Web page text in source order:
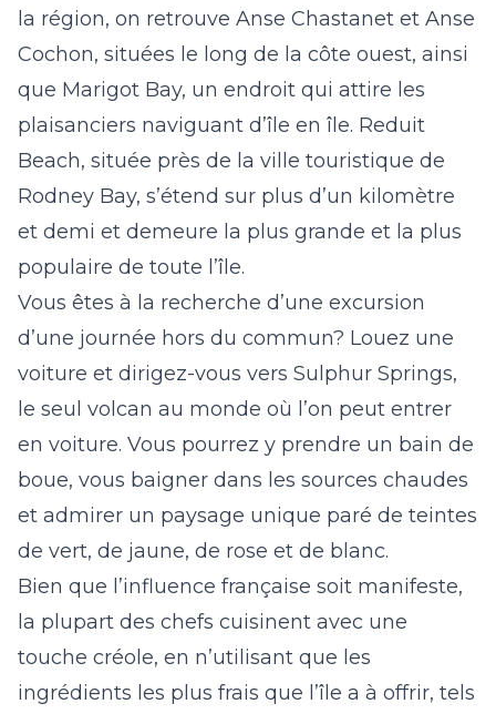
la région, on retrouve Anse Chastanet et Anse
Cochon, situées le long de la côte ouest, ainsi
que Marigot Bay, un endroit qui attire les
plaisanciers naviguant d’île en île. Reduit
Beach, située près de la ville touristique de
Rodney Bay, s’étend sur plus d’un kilomètre
et demi et demeure la plus grande et la plus
populaire de toute l’île.
Vous êtes à la recherche d’une excursion
d’une journée hors du commun? Louez une
voiture et dirigez-vous vers Sulphur Springs,
le seul volcan au monde où l’on peut entrer
en voiture. Vous pourrez y prendre un bain de
boue, vous baigner dans les sources chaudes
et admirer un paysage unique paré de teintes
de vert, de jaune, de rose et de blanc.
Bien que l’influence française soit manifeste,
la plupart des chefs cuisinent avec une
touche créole, en n’utilisant que les
ingrédients les plus frais que l’île a à offrir, tels